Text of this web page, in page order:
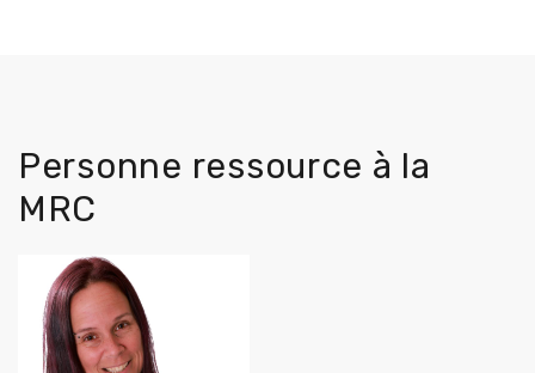
Personne ressource à la
MRC